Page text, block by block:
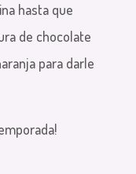
hasta que
de chocolate
para darle